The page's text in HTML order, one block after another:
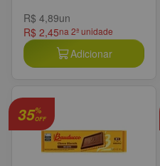
R$ 4,89un
R$ 2,45na 2ª unidade
Adicionar
35%
OFF